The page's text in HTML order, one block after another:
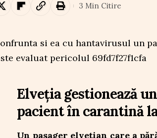
3 Min Citire
Elveția gestionează
pacient în carantină
Un pasager elvețian care a